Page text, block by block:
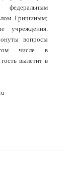
Гришиным;
учреждения.
вопросы
том числе в
вылетит в